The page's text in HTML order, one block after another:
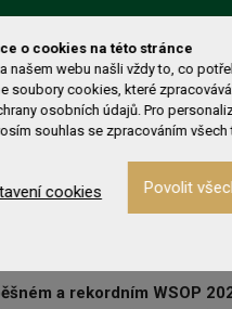
začalo,
eventů a
a rekordním WSOP
o cookies na této stránce
našem webu našli vždy to, co
soubory cookies, které
osobních údajů. Pro
souhlas se zpracováním
cookies